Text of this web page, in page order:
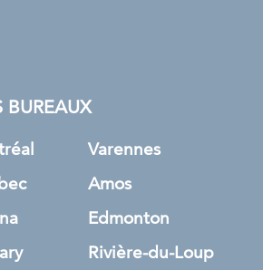
BUREAUX
Varennes
Amos
Edmonton
Rivière-du-Loup